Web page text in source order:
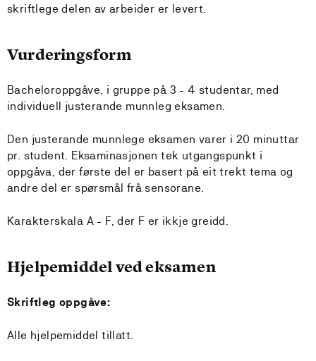
skriftlege delen av arbeider er levert.
Vurderingsform
Bacheloroppgåve, i gruppe på 3 - 4 studentar, med
individuell justerande munnleg eksamen.
Den justerande munnlege eksamen varer i 20 minuttar
pr. student. Eksaminasjonen tek utgangspunkt i
oppgåva, der første del er basert på eit trekt tema og
andre del er spørsmål frå sensorane.
Karakterskala A - F, der F er ikkje greidd.
Hjelpemiddel ved eksamen
Skriftleg oppgåve:
Alle hjelpemiddel tillatt.